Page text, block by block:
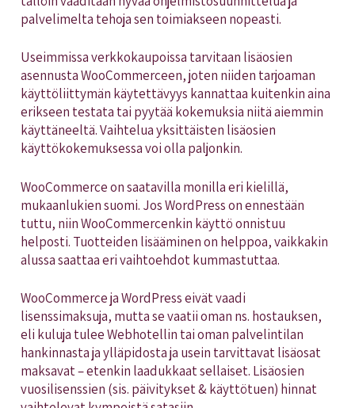
palvelimelta tehoja sen toimiakseen nopeasti.
Useimmissa verkkokaupoissa tarvitaan lisäosien
asennusta WooCommerceen, joten niiden tarjoaman
käyttöliittymän käytettävyys kannattaa kuitenkin aina
erikseen testata tai pyytää kokemuksia niitä aiemmin
käyttäneeltä. Vaihtelua yksittäisten lisäosien
käyttökokemuksessa voi olla paljonkin.
WooCommerce on saatavilla monilla eri kielillä,
mukaanlukien suomi. Jos WordPress on ennestään
tuttu, niin WooCommercenkin käyttö onnistuu
helposti. Tuotteiden lisääminen on helppoa, vaikkakin
alussa saattaa eri vaihtoehdot kummastuttaa.
WooCommerce ja WordPress eivät vaadi
lisenssimaksuja, mutta se vaatii oman ns. hostauksen,
eli kuluja tulee Webhotellin tai oman palvelintilan
hankinnasta ja ylläpidosta ja usein tarvittavat lisäosat
maksavat – etenkin laadukkaat sellaiset. Lisäosien
vuosilisenssien (sis. päivitykset & käyttötuen) hinnat